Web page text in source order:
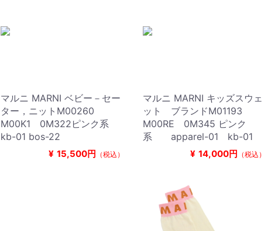
マルニ MARNI ベビー－セー
ター，ニットM00260
M00K1 0M322ピンク系
kb-01 bos-22
¥ 15,500円 （税込）
マルニ MARNI キッズスウェ
ット ブランドM01193
M00RE 0M345 ピンク
系 apparel-01 kb-01
¥ 14,000円 （税込）